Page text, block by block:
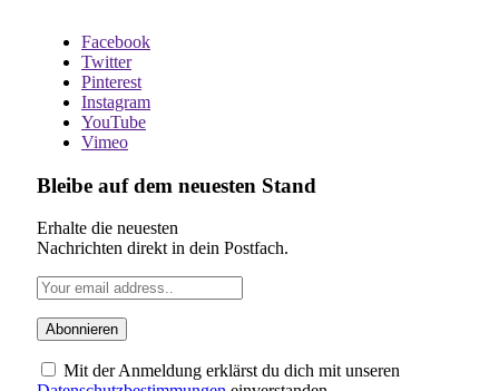
Facebook
Twitter
Pinterest
Instagram
YouTube
Vimeo
Bleibe auf dem neuesten Stand
Erhalte die neuesten
Nachrichten direkt in dein Postfach.
Mit der Anmeldung erklärst du dich mit unseren